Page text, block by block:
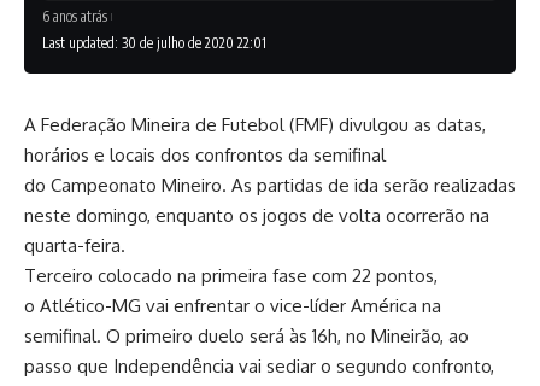
Last updated: 30 de julho de 2020 22:01
6 anos atrás
A Federação Mineira de Futebol (FMF) divulgou as datas,
horários e locais dos confrontos da semifinal
do Campeonato Mineiro. As partidas de ida serão realizadas
neste domingo, enquanto os jogos de volta ocorrerão na
quarta-feira.
Terceiro colocado na primeira fase com 22 pontos,
o Atlético-MG vai enfrentar o vice-líder América na
semifinal. O primeiro duelo será às 16h, no Mineirão, ao
passo que Independência vai sediar o segundo confronto,